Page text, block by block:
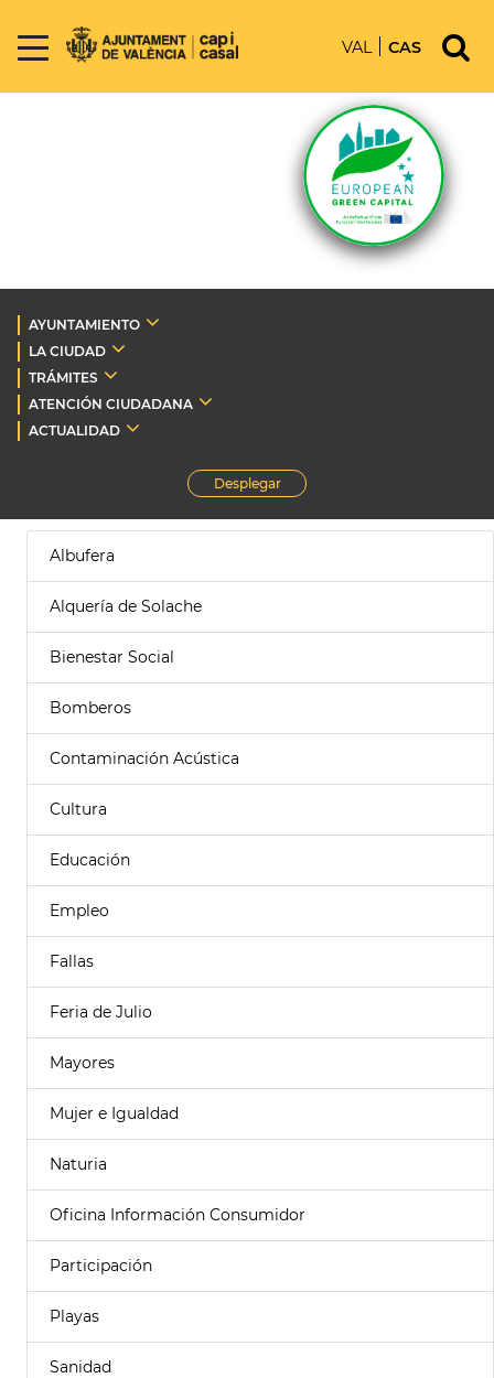
VAL CAS
AYUNTAMIENTO
LA CIUDAD
TRÁMITES
ATENCIÓN CIUDADANA
ACTUALIDAD
Desplegar
Albufera
Alquería de Solache
Bienestar Social
Bomberos
Contaminación Acústica
Cultura
Educación
Empleo
Fallas
Feria de Julio
Mayores
Mujer e Igualdad
Naturia
Oficina Información Consumidor
Participación
Playas
Sanidad